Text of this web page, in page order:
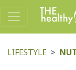
LIFESTYLE